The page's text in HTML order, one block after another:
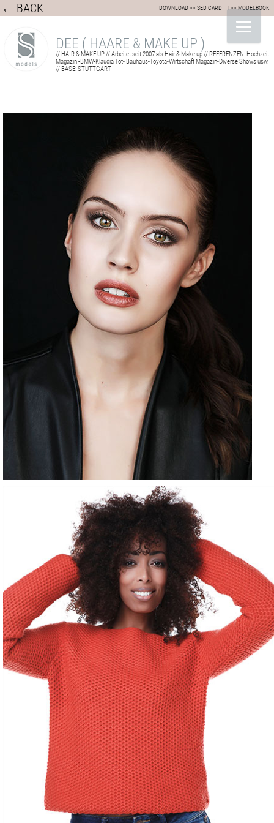
← BACK | >> MODELBOOK
DOWNLOAD >> SED CARD
DEE ( HAARE & MAKE UP )
// HAIR & MAKE UP // Arbeitet seit 2007 als Hair & Make up // REFERENZEN: Hochzeit
Magazin -BMW-Klaudia Tot- Bauhaus-Toyota-Wirtschaft Magazin-Diverse Shows usw.
// BASE: STUTTGART